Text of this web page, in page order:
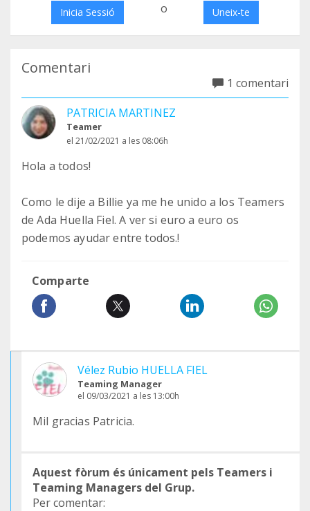
Inicia Sessió o Uneix-te
Comentari
1 comentari
PATRICIA MARTINEZ
Teamer
el 21/02/2021 a les 08:06h
Hola a todos!
Como le dije a Billie ya me he unido a los Teamers
de Ada Huella Fiel. A ver si euro a euro os
podemos ayudar entre todos.!
Comparte
Vélez Rubio HUELLA FIEL
Teaming Manager
el 09/03/2021 a les 13:00h
Mil gracias Patricia.
Aquest fòrum és únicament pels Teamers i
Teaming Managers del Grup.
Per comentar: